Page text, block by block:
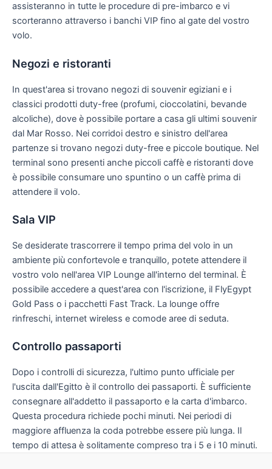
assisteranno in tutte le procedure di pre-imbarco e vi
scorteranno attraverso i banchi VIP fino al gate del vostro
volo.
Negozi e ristoranti
In quest'area si trovano negozi di souvenir egiziani e i
classici prodotti duty-free (profumi, cioccolatini, bevande
alcoliche), dove è possibile portare a casa gli ultimi souvenir
dal Mar Rosso. Nei corridoi destro e sinistro dell'area
partenze si trovano negozi duty-free e piccole boutique. Nel
terminal sono presenti anche piccoli caffè e ristoranti dove
è possibile consumare uno spuntino o un caffè prima di
attendere il volo.
Sala VIP
Se desiderate trascorrere il tempo prima del volo in un
ambiente più confortevole e tranquillo, potete attendere il
vostro volo nell'area VIP Lounge all'interno del terminal. È
possibile accedere a quest'area con l'iscrizione, il FlyEgypt
Gold Pass o i pacchetti Fast Track. La lounge offre
rinfreschi, internet wireless e comode aree di seduta.
Controllo passaporti
Dopo i controlli di sicurezza, l'ultimo punto ufficiale per
l'uscita dall'Egitto è il controllo dei passaporti. È sufficiente
consegnare all'addetto il passaporto e la carta d'imbarco.
Questa procedura richiede pochi minuti. Nei periodi di
maggiore affluenza la coda potrebbe essere più lunga. Il
tempo di attesa è solitamente compreso tra i 5 e i 10 minuti.